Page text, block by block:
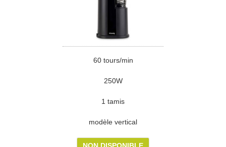
60 tours/min
250W
1 tamis
modèle vertical